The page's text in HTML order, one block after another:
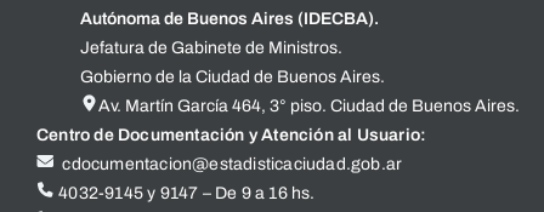
Autónoma de Buenos Aires (IDECBA).
Jefatura de Gabinete de Ministros.
Gobierno de la Ciudad de Buenos Aires.
Av. Martín García 464, 3° piso. Ciudad de Buenos Aires.
Centro de Documentación y Atención al Usuario:
cdocumentacion@estadisticaciudad.gob.ar
4032-9145 y 9147 – De 9 a 16 hs.